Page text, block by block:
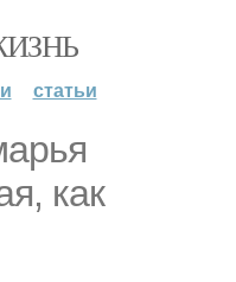
статьи
как